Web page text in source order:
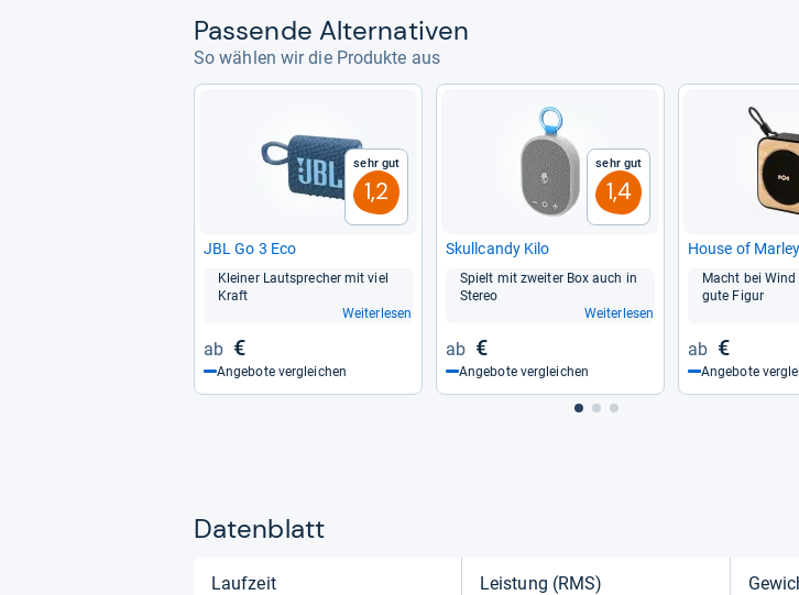
Pas­sende Alter­na­ti­ven
So wählen wir die Produkte aus
Sehr gut
1,2
JBL Go 3 Eco
Klei­ner Laut­spre­cher mit viel
Kraft
Weiterlesen
€
Angebote vergleichen
Sehr gut
1,4
Skull­candy Kilo
Spielt mit zwei­ter Box auch in
Ste­reo
Weiterlesen
€
Angebote vergleichen
House of
Macht bei
gute Figur
€
Angebote
Datenblatt
Laufzeit Leistung (RMS)